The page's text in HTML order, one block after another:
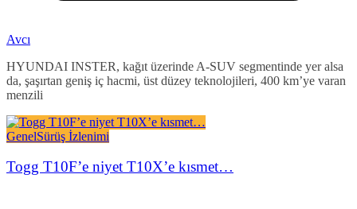
Avcı
HYUNDAI INSTER, kağıt üzerinde A-SUV segmentinde yer alsa
da, şaşırtan geniş iç hacmi, üst düzey teknolojileri, 400 km’ye varan
menzili
GenelSürüş İzlenimi
Togg T10F’e niyet T10X’e kısmet…